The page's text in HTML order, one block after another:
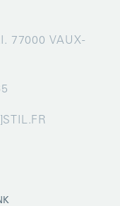
77000 VAUX-